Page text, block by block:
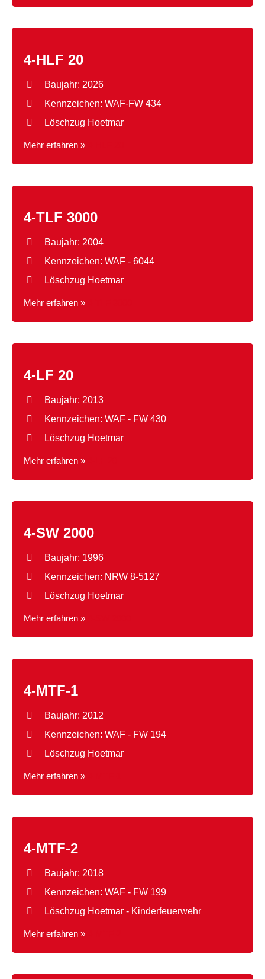
4-HLF 20
Baujahr: 2026
Kennzeichen: WAF-FW 434
Löschzug Hoetmar
Mehr erfahren »
4-TLF 3000
Baujahr: 2004
Kennzeichen: WAF - 6044
Löschzug Hoetmar
Mehr erfahren »
4-LF 20
Baujahr: 2013
Kennzeichen: WAF - FW 430
Löschzug Hoetmar
Mehr erfahren »
4-SW 2000
Baujahr: 1996
Kennzeichen: NRW 8-5127
Löschzug Hoetmar
Mehr erfahren »
4-MTF-1
Baujahr: 2012
Kennzeichen: WAF - FW 194
Löschzug Hoetmar
Mehr erfahren »
4-MTF-2
Baujahr: 2018
Kennzeichen: WAF - FW 199
Löschzug Hoetmar - Kinderfeuerwehr
Mehr erfahren »